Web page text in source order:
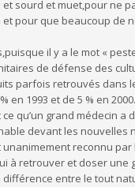
sourd et muet,pour ne
pour que beaucoup de
il y a le mot «
de défense des
parfois retrouvés dans
en 1993 et de 5 % en 2000.
qu’un grand médecin
devant les nouvelles
reconnu par
à retrouver et doser
entre le tout